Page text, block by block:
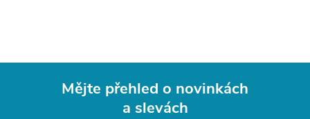
y
Mějte přehled o novinkách
a slevách